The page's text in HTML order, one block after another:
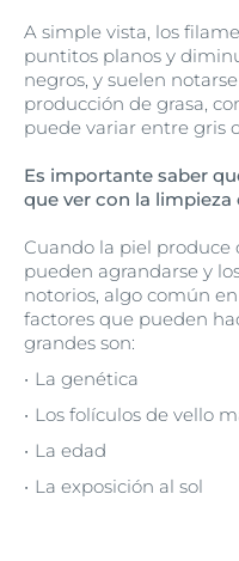
A simple vista, los
puntitos planos y
negros, y suelen
producción de grasa,
puede variar entre gris
Es importante saber
que ver con la limpieza
Cuando la piel produce
pueden agrandarse y
notorios, algo común
factores que pueden
grandes son:
La genética
Los folículos de vello
La edad
La exposición al sol